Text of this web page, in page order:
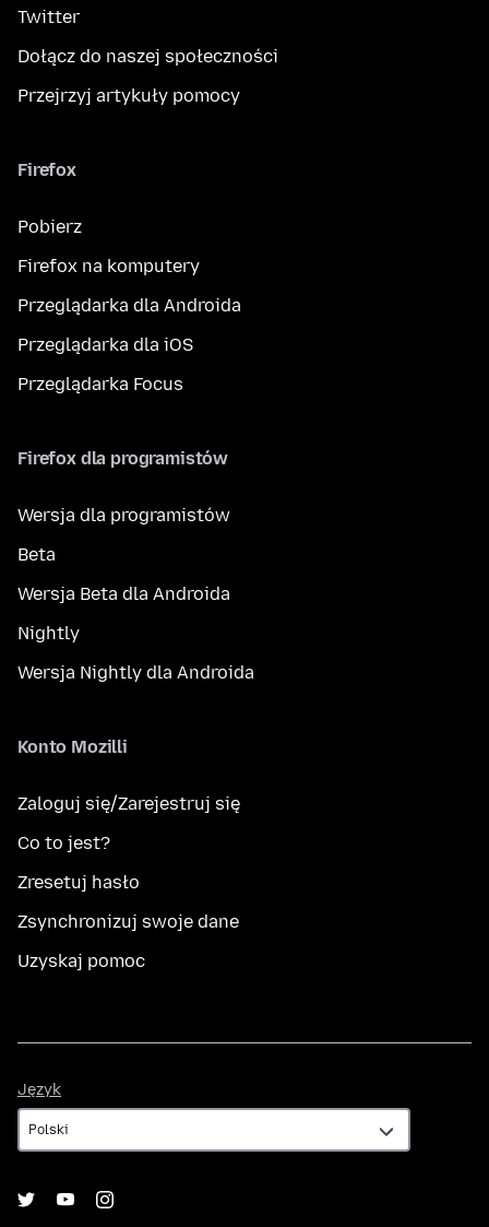
Twitter
Dołącz do naszej społeczności
Przejrzyj artykuły pomocy
Firefox
Pobierz
Firefox na komputery
Przeglądarka dla Androida
Przeglądarka dla iOS
Przeglądarka Focus
Firefox dla programistów
Wersja dla programistów
Beta
Wersja Beta dla Androida
Nightly
Wersja Nightly dla Androida
Konto Mozilli
Zaloguj się/Zarejestruj się
Co to jest?
Zresetuj hasło
Zsynchronizuj swoje dane
Uzyskaj pomoc
Język